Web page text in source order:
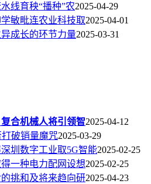
线育秧“播种”农2025-04-29
敏毗连农业科技取2025-04-01
成长的环节力量2025-03-31
合机械人将引领智2025-04-12
破销量魔咒2025-03-29
圳数字工业取5G智能2025-02-25
一种电力配网设想2025-02-25
挑和及将来趋向研2025-04-23